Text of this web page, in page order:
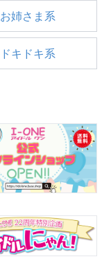
お姉さま系
ドキドキ系